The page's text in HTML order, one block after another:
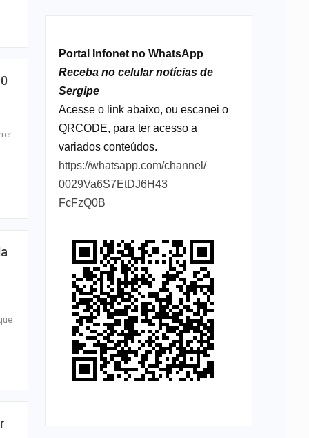
----
Portal Infonet no WhatsApp
Receba no celular notícias de
Sergipe
Acesse o link abaixo, ou escanei o
QRCODE, para ter acesso a
variados conteúdos.
https://whatsapp.com/channel/
0029Va6S7EtDJ6H43
FcFzQ0B